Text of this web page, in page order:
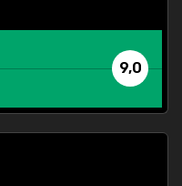
9,0